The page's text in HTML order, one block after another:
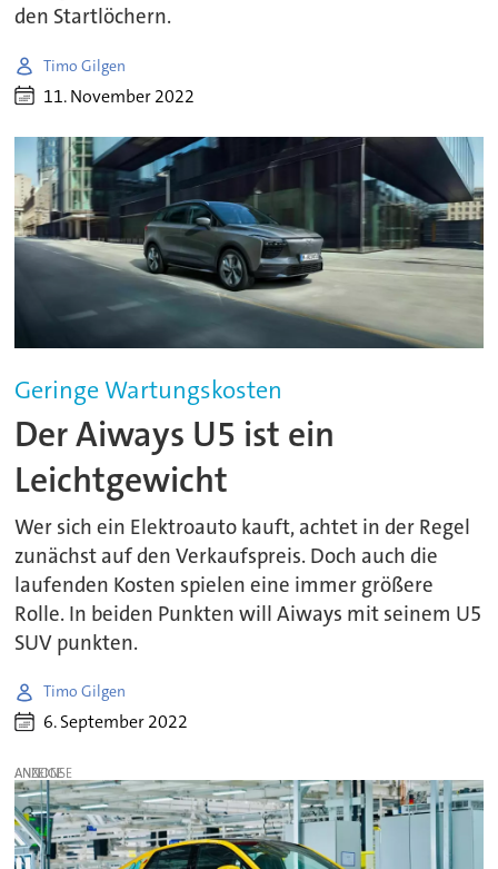
den Startlöchern.
Timo Gilgen
11. November 2022
Geringe Wartungskosten
Der Aiways U5 ist ein
Leichtgewicht
Wer sich ein Elektroauto kauft, achtet in der Regel
zunächst auf den Verkaufspreis. Doch auch die
laufenden Kosten spielen eine immer größere
Rolle. In beiden Punkten will Aiways mit seinem U5
SUV punkten.
Timo Gilgen
6. September 2022
ANZEIGE